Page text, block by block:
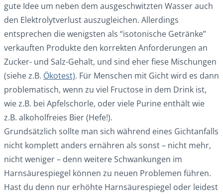
gute Idee um neben dem ausgeschwitzten Wasser auch
den Elektrolytverlust auszugleichen. Allerdings
entsprechen die wenigsten als “isotonische Getränke”
verkauften Produkte den korrekten Anforderungen an
Zucker- und Salz-Gehalt, und sind eher fiese Mischungen
(siehe z.B. Ökotest). Für Menschen mit Gicht wird es dann
problematisch, wenn zu viel Fructose in dem Drink ist,
wie z.B. bei Apfelschorle, oder viele Purine enthält wie
z.B. alkoholfreies Bier (Hefe!).
Grundsätzlich sollte man sich während eines Gichtanfalls
nicht komplett anders ernähren als sonst – nicht mehr,
nicht weniger – denn weitere Schwankungen im
Harnsäurespiegel können zu neuen Problemen führen.
Hast du denn nur erhöhte Harnsäurespiegel oder leidest